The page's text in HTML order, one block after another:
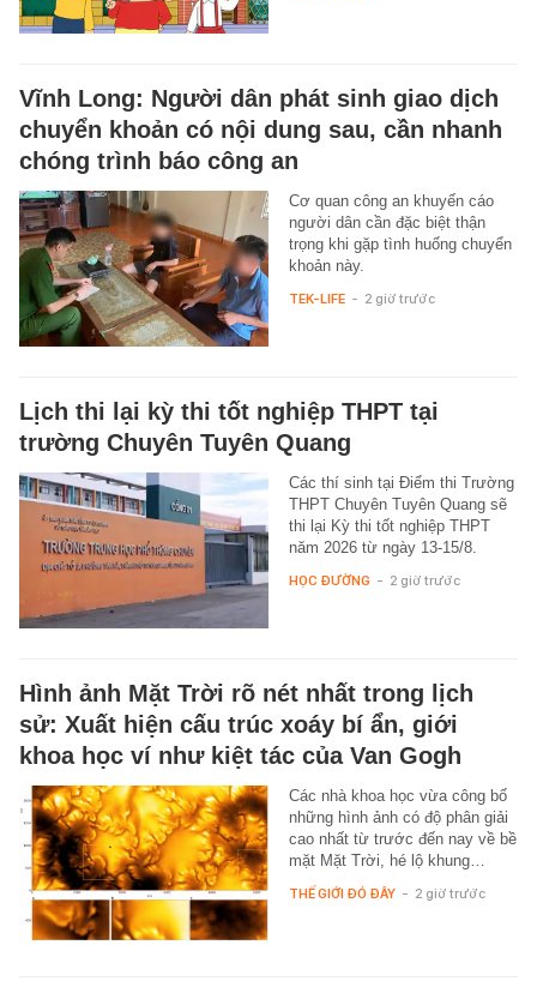
Vĩnh Long: Người dân phát sinh giao dịch
chuyển khoản có nội dung sau, cần nhanh
chóng trình báo công an
Cơ quan công an khuyến cáo
người dân cần đặc biệt thận
trọng khi gặp tình huống chuyển
khoản này.
TEK-LIFE - 2 giờ trước
Lịch thi lại kỳ thi tốt nghiệp THPT tại
trường Chuyên Tuyên Quang
Các thí sinh tại Điểm thi Trường
THPT Chuyên Tuyên Quang sẽ
thi lại Kỳ thi tốt nghiệp THPT
năm 2026 từ ngày 13-15/8.
HỌC ĐƯỜNG - 2 giờ trước
Hình ảnh Mặt Trời rõ nét nhất trong lịch
sử: Xuất hiện cấu trúc xoáy bí ẩn, giới
khoa học ví như kiệt tác của Van Gogh
Các nhà khoa học vừa công bố
những hình ảnh có độ phân giải
cao nhất từ trước đến nay về bề
mặt Mặt Trời, hé lộ khung…
THẾ GIỚI ĐÓ ĐÂY - 2 giờ trước